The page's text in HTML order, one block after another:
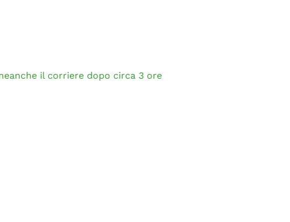
il corriere dopo circa 3 ore